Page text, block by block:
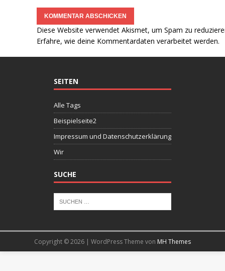
Diese Website verwendet Akismet, um Spam zu
Erfahre, wie deine Kommentardaten verarbeitet werden.
SEITEN
Alle Tags
Beispielseite2
Impressum und Datenschutzerklärung
Wir
SUCHE
Copyright © 2026 | WordPress Theme von MH Themes